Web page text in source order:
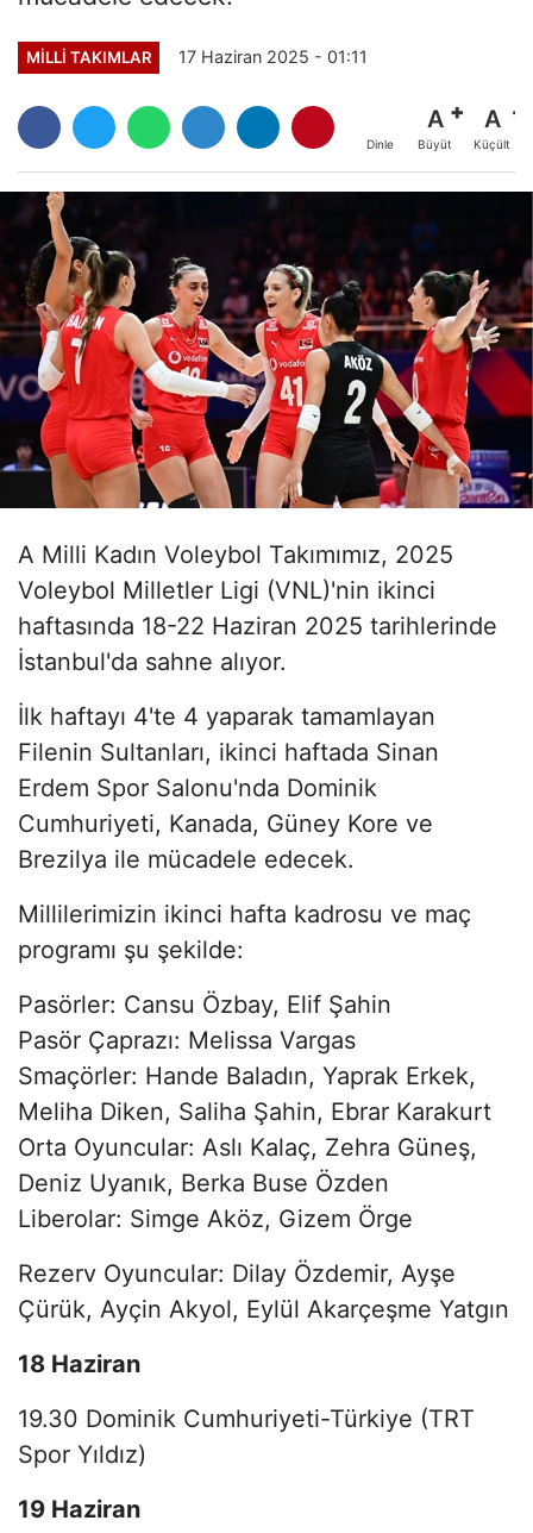
MILLI TAKIMLAR 17 Haziran 2025 - 01:11
Dinle
A
Büyüt
A
Küçült
A Milli Kadın Voleybol Takımımız, 2025
Voleybol Milletler Ligi (VNL)'nin ikinci
haftasında 18-22 Haziran 2025 tarihlerinde
İstanbul'da sahne alıyor.
İlk haftayı 4'te 4 yaparak tamamlayan
Filenin Sultanları, ikinci haftada Sinan
Erdem Spor Salonu'nda Dominik
Cumhuriyeti, Kanada, Güney Kore ve
Brezilya ile mücadele edecek.
Millilerimizin ikinci hafta kadrosu ve maç
programı şu şekilde:
Pasörler: Cansu Özbay, Elif Şahin
Pasör Çaprazı: Melissa Vargas
Smaçörler: Hande Baladın, Yaprak Erkek,
Meliha Diken, Saliha Şahin, Ebrar Karakurt
Orta Oyuncular: Aslı Kalaç, Zehra Güneş,
Deniz Uyanık, Berka Buse Özden
Liberolar: Simge Aköz, Gizem Örge
Rezerv Oyuncular: Dilay Özdemir, Ayşe
Çürük, Ayçin Akyol, Eylül Akarçeşme Yatgın
18 Haziran
19.30 Dominik Cumhuriyeti-Türkiye (TRT
Spor Yıldız)
19 Haziran